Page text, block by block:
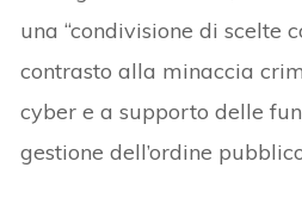
una “condivisione di scelte
contrasto alla minaccia
cyber e a supporto delle
gestione dell’ordine